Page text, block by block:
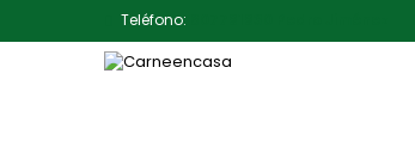
Teléfono: